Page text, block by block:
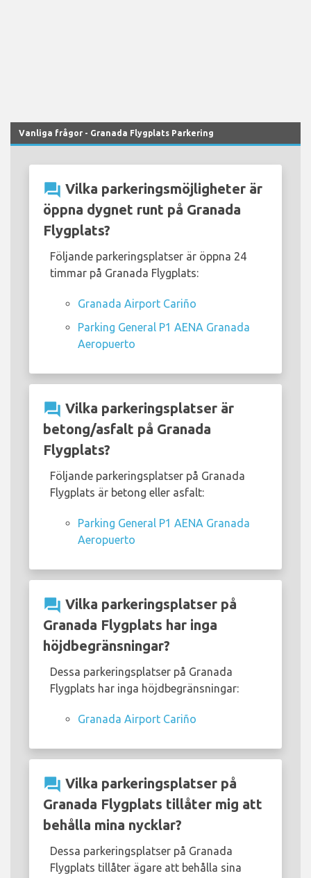
Vanliga frågor - Granada Flygplats Parkering
question_answer Vilka parkeringsmöjligheter är
öppna dygnet runt på Granada
Flygplats?
Följande parkeringsplatser är öppna 24
timmar på Granada Flygplats:
Granada Airport Cariño
Parking General P1 AENA Granada
Aeropuerto
question_answer Vilka parkeringsplatser är
betong/asfalt på Granada
Flygplats?
Följande parkeringsplatser på Granada
Flygplats är betong eller asfalt:
Parking General P1 AENA Granada
Aeropuerto
question_answer Vilka parkeringsplatser på
Granada Flygplats har inga
höjdbegränsningar?
Dessa parkeringsplatser på Granada
Flygplats har inga höjdbegränsningar:
Granada Airport Cariño
question_answer Vilka parkeringsplatser på
Granada Flygplats tillåter mig att
behålla mina nycklar?
Dessa parkeringsplatser på Granada
Flygplats tillåter ägare att behålla sina